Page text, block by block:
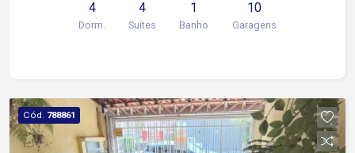
suítes, sendo uma estilo americano todas com
sacada. Sala três ambientes - jantar estar e tv.
coberta,10 vagas de garagem Piscina, quintal
com pé de frutas, corredores laterais em rua
tranquila. Obs! O imóvel necessita de reforma e
4
Dorm.
4
Suítes
1
Banho
10
Garagens
Cód. 788861